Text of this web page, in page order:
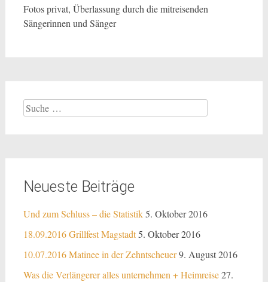
Fotos privat, Überlassung durch die mitreisenden
Sängerinnen und Sänger
Suche
nach:
Neueste Beiträge
Und zum Schluss – die Statistik5. Oktober 2016
18.09.2016 Grillfest Magstadt5. Oktober 2016
10.07.2016 Matinee in der Zehntscheuer9. August 2016
Was die Verlängerer alles unternehmen + Heimreise27.